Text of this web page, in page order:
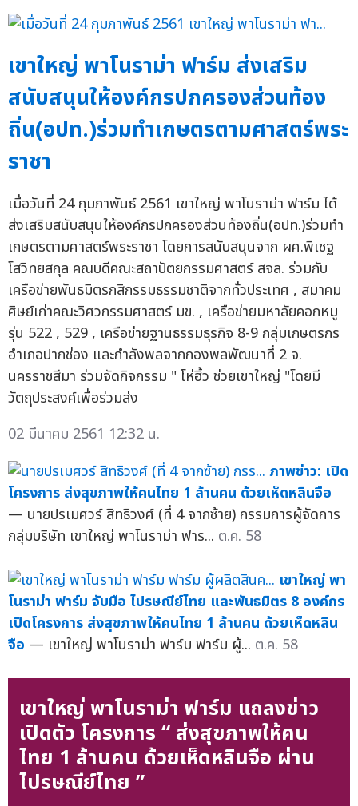
เขาใหญ่ พาโนราม่า ฟาร์ม ส่งเสริม
สนับสนุนให้องค์กรปกครองส่วนท้อง
ถิ่น(อปท.)ร่วมทำเกษตรตามศาสตร์พระ
ราชา
เมื่อวันที่ 24 กุมภาพันธ์ 2561 เขาใหญ่ พาโนราม่า ฟาร์ม ได้
ส่งเสริมสนับสนุนให้องค์กรปกครองส่วนท้องถิ่น(อปท.)ร่วมทำ
เกษตรตามศาสตร์พระราชา โดยการสนับสนุนจาก ผศ.พิเชฐ
โสวิทยสกุล คณบดีคณะสถาปัตยกรรมศาสตร์ สจล. ร่วมกับ
เครือข่ายพันธมิตรกสิกรรมธรรมชาติจากทั่วประเทศ , สมาคม
ศิษย์เก่าคณะวิศวกรรมศาสตร์ มข. , เครือข่ายมหาลัยคอกหมู
รุ่น 522 , 529 , เครือข่ายฐานธรรมธุรกิจ 8-9 กลุ่มเกษตรกร
อำเภอปากช่อง และกำลังพลจากกองพลพัฒนาที่ 2 จ.
นครราชสีมา ร่วมจัดกิจกรรม " โห่ฮิ้ว ช่วยเขาใหญ่ "โดยมี
วัตถุประสงค์เพื่อร่วมส่ง
02 มีนาคม 2561 12:32 น.
ภาพข่าว: เปิด
โครงการ ส่งสุขภาพให้คนไทย 1 ล้านคน ด้วยเห็ดหลินจือ
— นายปรเมศวร์ สิทธิวงศ์ (ที่ 4 จากซ้าย) กรรมการผู้จัดการ
กลุ่มบริษัท เขาใหญ่ พาโนราม่า ฟาร... ต.ค. 58
เขาใหญ่ พา
โนราม่า ฟาร์ม จับมือ ไปรษณีย์ไทย และพันธมิตร 8 องค์กร
เปิดโครงการ ส่งสุขภาพให้คนไทย 1 ล้านคน ด้วยเห็ดหลิน
จือ — เขาใหญ่ พาโนราม่า ฟาร์ม ฟาร์ม ผู้... ต.ค. 58
เขาใหญ่ พาโนราม่า ฟาร์ม แถลงข่าว
เปิดตัว โครงการ “ ส่งสุขภาพให้คน
ไทย 1 ล้านคน ด้วยเห็ดหลินจือ ผ่าน
ไปรษณีย์ไทย ”